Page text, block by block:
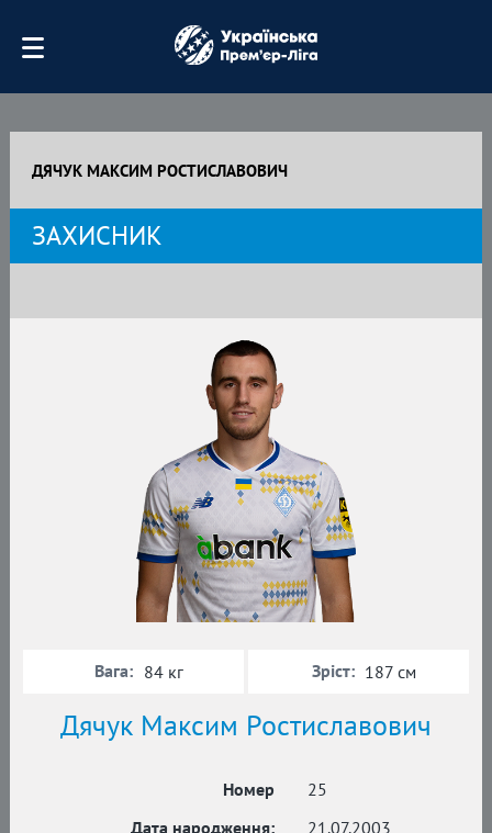
ДЯЧУК МАКСИМ РОСТИСЛАВОВИЧ
ЗАХИСНИК
Дячук Максим Ростиславович
Номер
25
Дата народження:
21.07.2003
Вага: 84 кг Зріст: 187 см